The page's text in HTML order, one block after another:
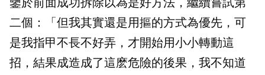
二個：「但我其實還是用摳的方式為優先，可
是我指甲不長不好弄，才開始用小小轉動這
招，結果成造成了這麽危險的後果，我不知道